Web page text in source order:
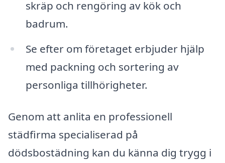
skräp och rengöring av kök och
badrum.
Se efter om företaget erbjuder hjälp
med packning och sortering av
personliga tillhörigheter.
Genom att anlita en professionell
städfirma specialiserad på
dödsbostädning kan du känna dig trygg i